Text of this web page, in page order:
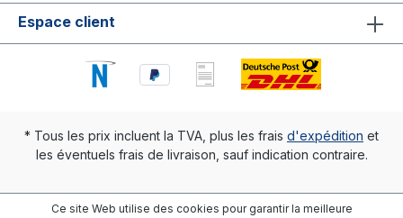
Espace client
* Tous les prix incluent la TVA, plus les frais d'expédition et
les éventuels frais de livraison, sauf indication contraire.
Ce site Web utilise des cookies pour garantir la meilleure